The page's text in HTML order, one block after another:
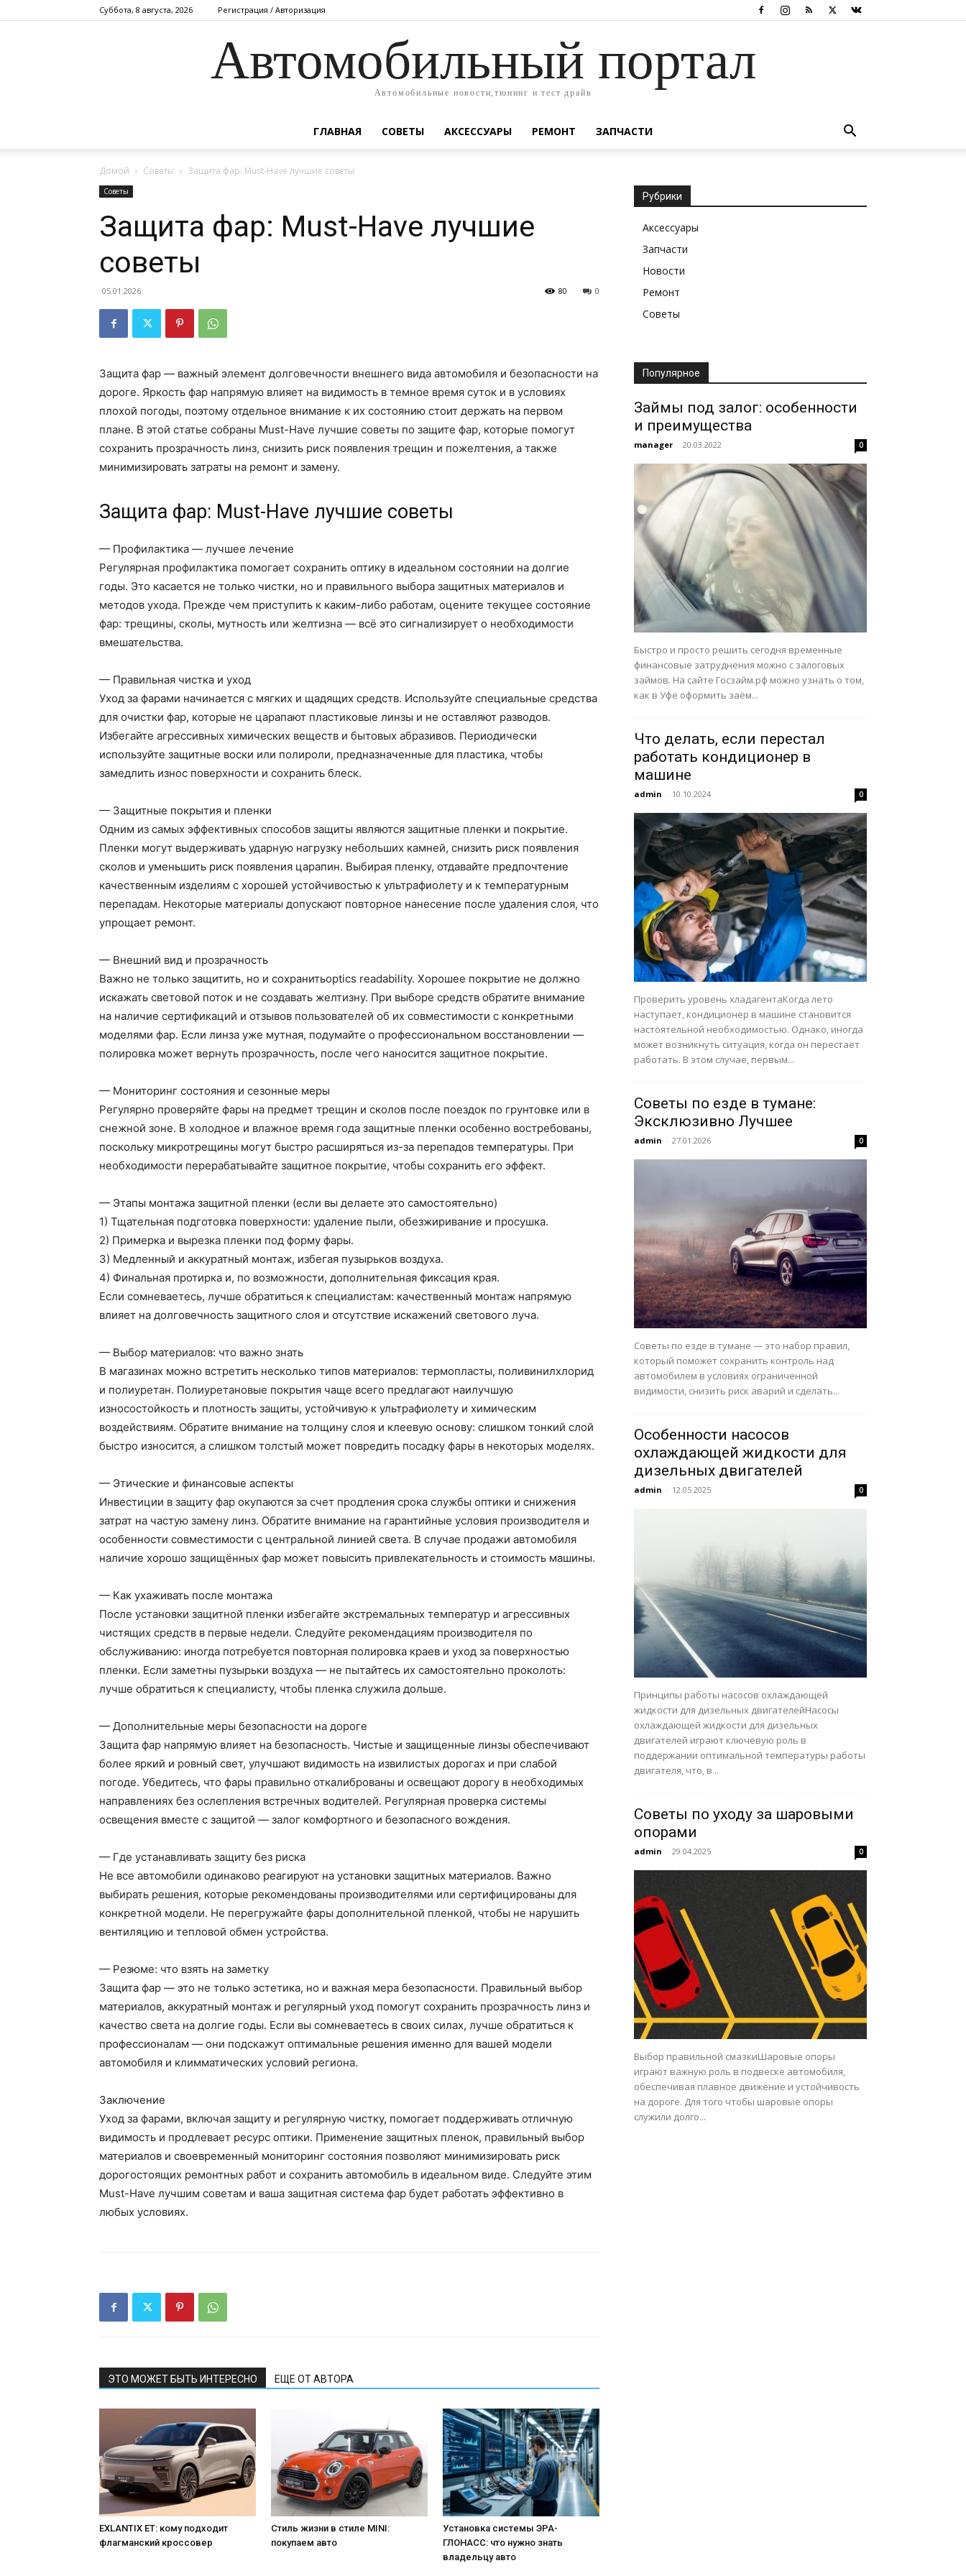
Суббота, 8 августа, 2026 Регистрация / Авторизация
Автомобильный портал
Автомобильные новости,тюнинг и тест драйв
ГЛАВНАЯ СОВЕТЫ АКСЕССУАРЫ РЕМОНТ ЗАПЧАСТИ
Домой Советы Защита фар: Must-Have лучшие советы
Советы
Защита фар: Must-Have лучшие
советы
05.01.2026 0
80
Защита фар — важный элемент долговечности внешнего вида автомобиля и безопасности на
дороге. Яркость фар напрямую влияет на видимость в темное время суток и в условиях
плохой погоды, поэтому отдельное внимание к их состоянию стоит держать на первом
плане. В этой статье собраны Must-Have лучшие советы по защите фар, которые помогут
сохранить прозрачность линз, снизить риск появления трещин и пожелтения, а также
минимизировать затраты на ремонт и замену.
Защита фар: Must-Have лучшие советы
— Профилактика — лучшее лечение
Регулярная профилактика помогает сохранить оптику в идеальном состоянии на долгие
годы. Это касается не только чистки, но и правильного выбора защитных материалов и
методов ухода. Прежде чем приступить к каким-либо работам, оцените текущее состояние
фар: трещины, сколы, мутность или желтизна — всё это сигнализирует о необходимости
вмешательства.
— Правильная чистка и уход
Уход за фарами начинается с мягких и щадящих средств. Используйте специальные средства
для очистки фар, которые не царапают пластиковые линзы и не оставляют разводов.
Избегайте агрессивных химических веществ и бытовых абразивов. Периодически
используйте защитные воски или полироли, предназначенные для пластика, чтобы
замедлить износ поверхности и сохранить блеск.
— Защитные покрытия и пленки
Одним из самых эффективных способов защиты являются защитные пленки и покрытие.
Пленки могут выдерживать ударную нагрузку небольших камней, снизить риск появления
сколов и уменьшить риск появления царапин. Выбирая пленку, отдавайте предпочтение
качественным изделиям с хорошей устойчивостью к ультрафиолету и к температурным
перепадам. Некоторые материалы допускают повторное нанесение после удаления слоя, что
упрощает ремонт.
— Внешний вид и прозрачность
Важно не только защитить, но и сохранитьoptics readability. Хорошее покрытие не должно
искажать световой поток и не создавать желтизну. При выборе средств обратите внимание
на наличие сертификаций и отзывов пользователей об их совместимости с конкретными
моделями фар. Если линза уже мутная, подумайте о профессиональном восстановлении —
полировка может вернуть прозрачность, после чего наносится защитное покрытие.
— Мониторинг состояния и сезонные меры
Регулярно проверяйте фары на предмет трещин и сколов после поездок по грунтовке или в
снежной зоне. В холодное и влажное время года защитные пленки особенно востребованы,
поскольку микротрещины могут быстро расширяться из-за перепадов температуры. При
необходимости перерабатывайте защитное покрытие, чтобы сохранить его эффект.
— Этапы монтажа защитной пленки (если вы делаете это самостоятельно)
1) Тщательная подготовка поверхности: удаление пыли, обезжиривание и просушка.
2) Примерка и вырезка пленки под форму фары.
3) Медленный и аккуратный монтаж, избегая пузырьков воздуха.
4) Финальная протирка и, по возможности, дополнительная фиксация края.
Если сомневаетесь, лучше обратиться к специалистам: качественный монтаж напрямую
влияет на долговечность защитного слоя и отсутствие искажений светового луча.
— Выбор материалов: что важно знать
В магазинах можно встретить несколько типов материалов: термопласты, поливинилхлорид
и полиуретан. Полиуретановые покрытия чаще всего предлагают наилучшую
износостойкость и плотность защиты, устойчивую к ультрафиолету и химическим
воздействиям. Обратите внимание на толщину слоя и клеевую основу: слишком тонкий слой
быстро износится, а слишком толстый может повредить посадку фары в некоторых моделях.
— Этические и финансовые аспекты
Инвестиции в защиту фар окупаются за счет продления срока службы оптики и снижения
затрат на частую замену линз. Обратите внимание на гарантийные условия производителя и
особенности совместимости с центральной линией света. В случае продажи автомобиля
наличие хорошо защищённых фар может повысить привлекательность и стоимость машины.
— Как ухаживать после монтажа
После установки защитной пленки избегайте экстремальных температур и агрессивных
чистящих средств в первые недели. Следуйте рекомендациям производителя по
обслуживанию: иногда потребуется повторная полировка краев и уход за поверхностью
пленки. Если заметны пузырьки воздуха — не пытайтесь их самостоятельно проколоть:
лучше обратиться к специалисту, чтобы пленка служила дольше.
— Дополнительные меры безопасности на дороге
Защита фар напрямую влияет на безопасность. Чистые и защищенные линзы обеспечивают
более яркий и ровный свет, улучшают видимость на извилистых дорогах и при слабой
погоде. Убедитесь, что фары правильно откалиброваны и освещают дорогу в необходимых
направлениях без ослепления встречных водителей. Регулярная проверка системы
освещения вместе с защитой — залог комфортного и безопасного вождения.
— Где устанавливать защиту без риска
Не все автомобили одинаково реагируют на установки защитных материалов. Важно
выбирать решения, которые рекомендованы производителями или сертифицированы для
конкретной модели. Не перегружайте фары дополнительной пленкой, чтобы не нарушить
вентиляцию и тепловой обмен устройства.
— Резюме: что взять на заметку
Защита фар — это не только эстетика, но и важная мера безопасности. Правильный выбор
материалов, аккуратный монтаж и регулярный уход помогут сохранить прозрачность линз и
качество света на долгие годы. Если вы сомневаетесь в своих силах, лучше обратиться к
профессионалам — они подскажут оптимальные решения именно для вашей модели
автомобиля и климматических условий региона.
Заключение
Уход за фарами, включая защиту и регулярную чистку, помогает поддерживать отличную
видимость и продлевает ресурс оптики. Применение защитных пленок, правильный выбор
материалов и своевременный мониторинг состояния позволяют минимизировать риск
дорогостоящих ремонтных работ и сохранить автомобиль в идеальном виде. Следуйте этим
Must-Have лучшим советам и ваша защитная система фар будет работать эффективно в
любых условиях.
ЭТО МОЖЕТ БЫТЬ ИНТЕРЕСНО ЕЩЕ ОТ АВТОРА
EXLANTIX ET: кому подходит
флагманский кроссовер
Стиль жизни в стиле MINI:
покупаем авто
Установка системы ЭРА-
ГЛОНАСС: что нужно знать
владельцу авто
Рубрики
Аксессуары
Запчасти
Новости
Ремонт
Советы
Популярное
Займы под залог: особенности
и преимущества
manager - 20.03.2022 0
Быстро и просто решить сегодня временные
финансовые затруднения можно с залоговых
займов. На сайте Госзайм.рф можно узнать о том,
как в Уфе оформить заём...
Что делать, если перестал
работать кондиционер в
машине
admin - 10.10.2024 0
Проверить уровень хладагентаКогда лето
наступает, кондиционер в машине становится
настоятельной необходимостью. Однако, иногда
может возникнуть ситуация, когда он перестает
работать. В этом случае, первым...
Советы по езде в тумане:
Эксклюзивно Лучшее
admin - 27.01.2026 0
Советы по езде в тумане — это набор правил,
который поможет сохранить контроль над
автомобилем в условиях ограниченной
видимости, снизить риск аварий и сделать...
Особенности насосов
охлаждающей жидкости для
дизельных двигателей
admin - 12.05.2025 0
Принципы работы насосов охлаждающей
жидкости для дизельных двигателейНасосы
охлаждающей жидкости для дизельных
двигателей играют ключевую роль в
поддержании оптимальной температуры работы
двигателя, что, в...
Советы по уходу за шаровыми
опорами
admin - 29.04.2025 0
Выбор правильной смазкиШаровые опоры
играют важную роль в подвеске автомобиля,
обеспечивая плавное движение и устойчивость
на дороге. Для того чтобы шаровые опоры
служили долго...